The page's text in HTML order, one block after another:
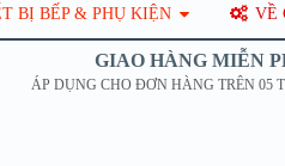
BỊ BẾP & PHỤ KIỆN VỀ
GIAO HÀNG MIỄN
ÁP DỤNG CHO ĐƠN HÀNG TRÊN 05